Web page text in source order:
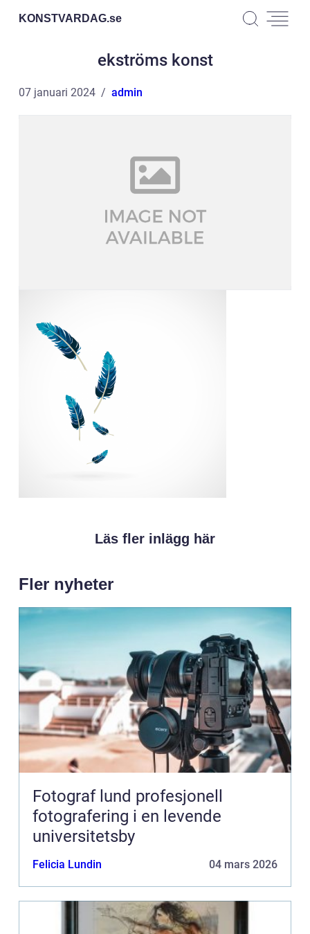
KONSTVARDAG.se
ekströms konst
07 januari 2024 admin
Läs fler inlägg här
Fler nyheter
Fotograf lund profesjonell
fotografering i en levende
universitetsby
Felicia Lundin 04 mars 2026